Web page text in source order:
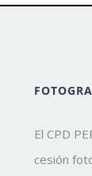
El CPD
cesión